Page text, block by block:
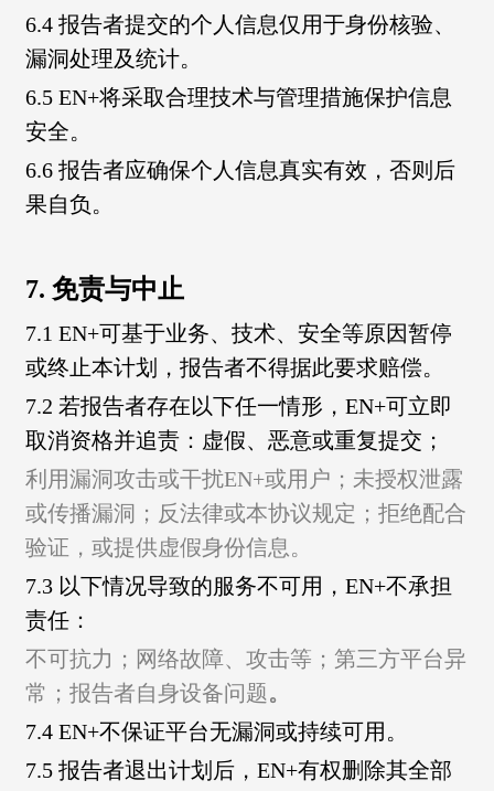
6.4 报告者提交的个人信息仅用于身份核验、
漏洞处理及统计。
6.5 EN+将采取合理技术与管理措施保护信息
安全。
6.6 报告者应确保个人信息真实有效，否则后
果自负。
7. 免责与中止
7.1 EN+可基于业务、技术、安全等原因暂停
或终止本计划，报告者不得据此要求赔偿。
7.2 若报告者存在以下任一情形，EN+可立即
取消资格并追责：虚假、恶意或重复提交；
利用漏洞攻击或干扰EN+或用户； 未授权泄露
或传播漏洞； 反法律或本协议规定；拒绝配合
验证，或提供虚假身份信息。
7.3 以下情况导致的服务不可用，EN+不承担
责任：
不可抗力； 网络故障、攻击等； 第三方平台异
常；报告者自身设备问题。
7.4 EN+不保证平台无漏洞或持续可用。
7.5 报告者退出计划后，EN+有权删除其全部